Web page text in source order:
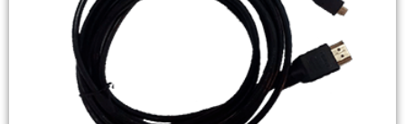
Trípodes
Soportes
Headsets Gamer